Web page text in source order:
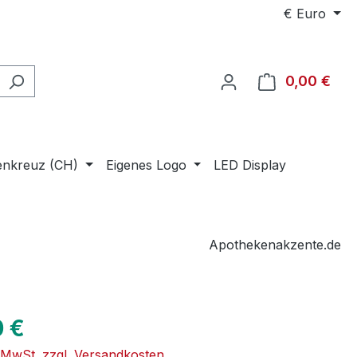
€ Euro
0,00 €
(CH) Eigenes Logo LED Display
Apothekenakzente.de
€